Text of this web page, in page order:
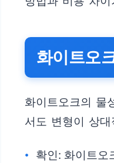
화이트오
화이트오크의 물
서도 변형이 상
확인: 화이트오